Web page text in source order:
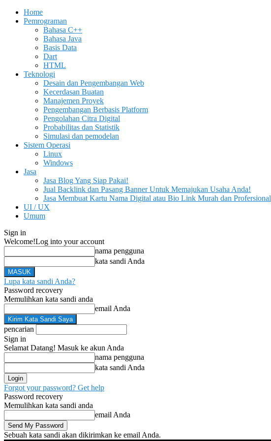
Home
Pemrograman
Bahasa C++
Bahasa Java
Basis Data
Dart
HTML
Teknologi
Desain dan Pengembangan Web
Kecerdasan Buatan
Manajemen Proyek
Pengembangan Berbasis Platform
Pengolahan Citra Digital
Probabilitas dan Statistik
Simulasi dan pemodelan
Sistem Operasi
Linux
Windows
Jasa
Jasa Blog Yang Siap Pakai!
Jual Backlink dan Pasang Banner Untuk Memajukan Usaha Anda!
Jasa Membuat Kartu Nama Digital atau Bio Link Murah dan Profersional
UI / UX
Umum
Sign in
Welcome!Log into your account
nama pengguna
kata sandi Anda
Lupa kata sandi Anda?
Password recovery
Memulihkan kata sandi anda
email Anda
pencarian
Sign in
Selamat Datang! Masuk ke akun Anda
nama pengguna
kata sandi Anda
Forgot your password? Get help
Password recovery
Memulihkan kata sandi anda
email Anda
Sebuah kata sandi akan dikirimkan ke email Anda.